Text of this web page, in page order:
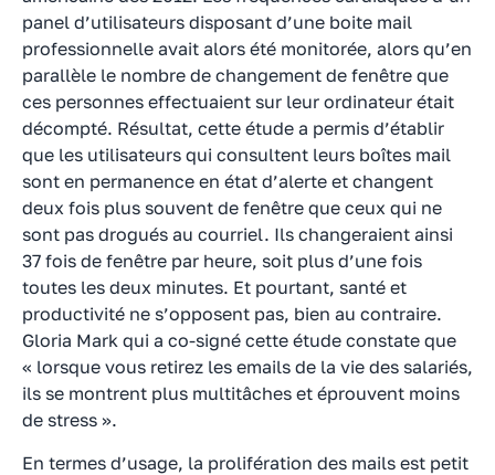
panel d’utilisateurs disposant d’une boite mail
professionnelle avait alors été monitorée, alors qu’en
parallèle le nombre de changement de fenêtre que
ces personnes effectuaient sur leur ordinateur était
décompté. Résultat, cette étude a permis d’établir
que les utilisateurs qui consultent leurs boîtes mail
sont en permanence en état d’alerte et changent
deux fois plus souvent de fenêtre que ceux qui ne
sont pas drogués au courriel. Ils changeraient ainsi
37 fois de fenêtre par heure, soit plus d’une fois
toutes les deux minutes. Et pourtant, santé et
productivité ne s’opposent pas, bien au contraire.
Gloria Mark qui a co-signé cette étude constate que
« lorsque vous retirez les emails de la vie des salariés,
ils se montrent plus multitâches et éprouvent moins
de stress ».
En termes d’usage, la prolifération des mails est petit